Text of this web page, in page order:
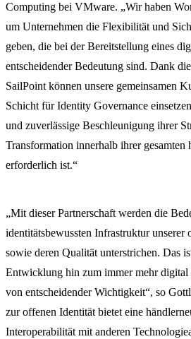
Computing bei VMware. „Wir haben
um Unternehmen die Flexibilität und
geben, die bei der Bereitstellung eines
entscheidender Bedeutung sind. Dank
SailPoint können unsere gemeinsamen
Schicht für Identity Governance
und zuverlässige Beschleunigung ihrer
Transformation innerhalb ihrer
erforderlich ist.“
„Mit dieser Partnerschaft werden die
identitätsbewussten Infrastruktur unserer
sowie deren Qualität unterstrichen. Das
Entwicklung hin zum immer mehr digital
von entscheidender Wichtigkeit“, so
zur offenen Identität bietet eine
Interoperabilität mit anderen